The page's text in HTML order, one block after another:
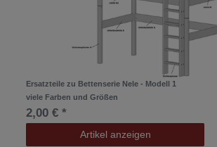
Ersatzteile zu Bettenserie Nele - Modell 1
viele Farben und Größen
2,00 € *
Artikel anzeigen